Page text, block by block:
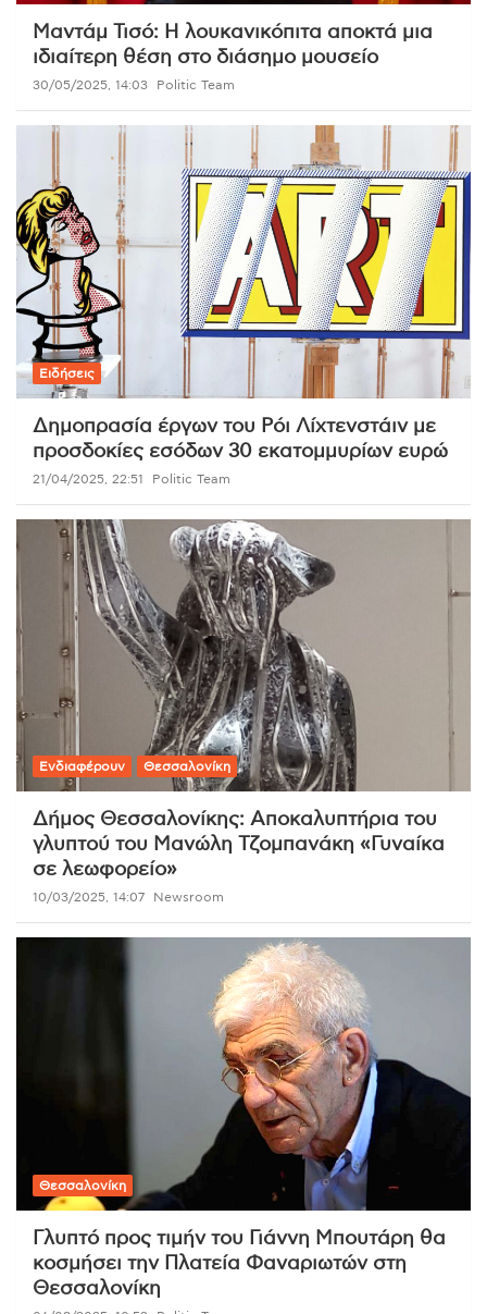
Μαντάμ Τισό: Η λουκανικόπιτα αποκτά μια
ιδιαίτερη θέση στο διάσημο μουσείο
30/05/2025, 14:03 Politic Team
Ειδήσεις
Δημοπρασία έργων του Ρόι Λίχτενστάιν με
προσδοκίες εσόδων 30 εκατομμυρίων ευρώ
21/04/2025, 22:51 Politic Team
Ενδιαφέρουν Θεσσαλονίκη
Δήμος Θεσσαλονίκης: Αποκαλυπτήρια του
γλυπτού του Μανώλη Τζομπανάκη «Γυναίκα
σε λεωφορείο»
10/03/2025, 14:07 Newsroom
Θεσσαλονίκη
Γλυπτό προς τιμήν του Γιάννη Μπουτάρη θα
κοσμήσει την Πλατεία Φαναριωτών στη
Θεσσαλονίκη